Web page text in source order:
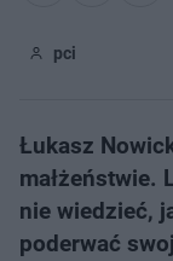
pci
Łukasz
małżeństwie.
nie wiedzieć,
poderwać